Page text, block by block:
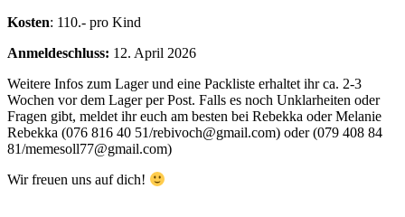
Kosten: 110.- pro Kind
Anmeldeschluss: 12. April 2026
Weitere Infos zum Lager und eine Packliste erhaltet ihr ca. 2-3
Wochen vor dem Lager per Post. Falls es noch Unklarheiten oder
Fragen gibt, meldet ihr euch am besten bei Rebekka oder Melanie
Rebekka (076 816 40 51/rebivoch@gmail.com) oder (079 408 84
81/memesoll77@gmail.com)
Wir freuen uns auf dich!